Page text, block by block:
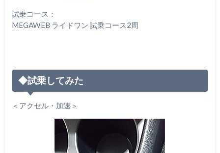
試乗コース：
MEGAWEB ライドワン 試乗コース2周
◆試乗してみた
＜アクセル・加速＞